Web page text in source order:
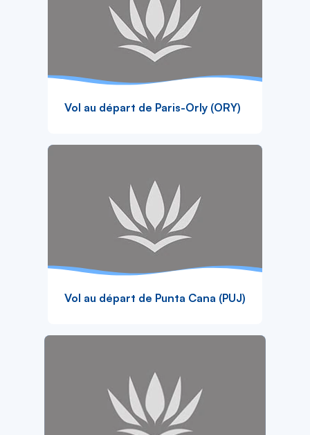
Vol au départ de Paris-Orly (ORY)
Vol au départ de Punta Cana (PUJ)